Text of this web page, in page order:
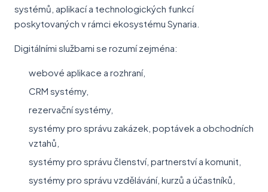
systémů, aplikací a technologických funkcí
poskytovaných v rámci ekosystému Synaria.
Digitálními službami se rozumí zejména:
webové aplikace a rozhraní,
CRM systémy,
rezervační systémy,
systémy pro správu zakázek, poptávek a obchodních
vztahů,
systémy pro správu členství, partnerství a komunit,
systémy pro správu vzdělávání, kurzů a účastníků,